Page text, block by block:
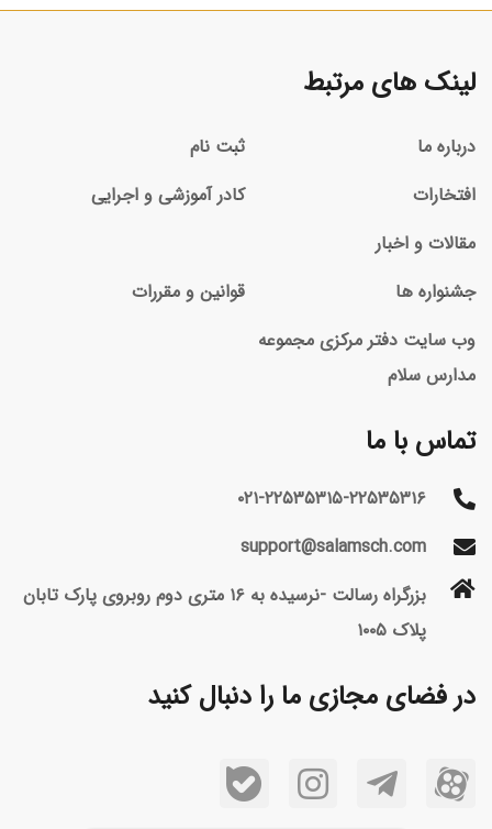
لینک های مرتبط
درباره ما
ثبت نام
افتخارات
کادر آموزشی و اجرایی
مقالات و اخبار
جشنواره ها
قوانین و مقررات
وب سایت دفتر مرکزی مجموعه
مدارس سلام
تماس با ما
۰۲۱-۲۲۵۳۵۳۱۵-۲۲۵۳۵۳۱۶
support@salamsch.com
بزرگراه رسالت -نرسیده به ۱۶ متری دوم روبروی پارک تابان
پلاک ۱۰۰۵
در فضای مجازی ما را دنبال کنید